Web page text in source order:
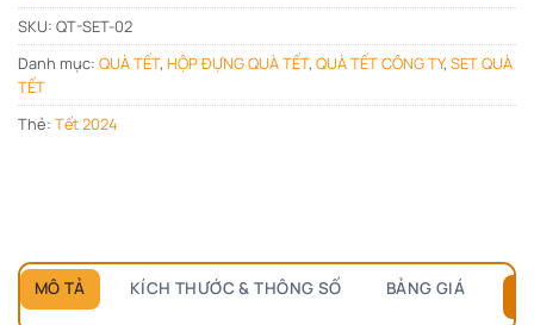
SKU: QT-SET-02
Danh mục: QUÀ TẾT, HỘP ĐỰNG QUÀ TẾT, QUÀ TẾT CÔNG TY, SET QUÀ
TẾT
Thẻ: Tết 2024
MÔ TẢ KÍCH THƯỚC & THÔNG SỐ BẢNG GIÁ